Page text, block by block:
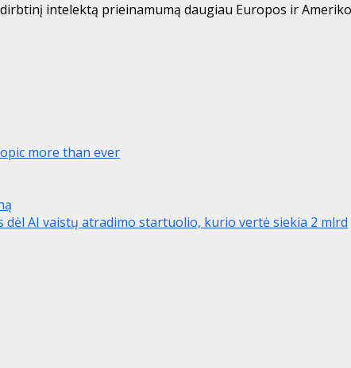
intelektą prieinamumą daugiau Europos ir
more than ever
dėl AI vaistų atradimo startuolio, kurio vertė siekia 2 mlrd